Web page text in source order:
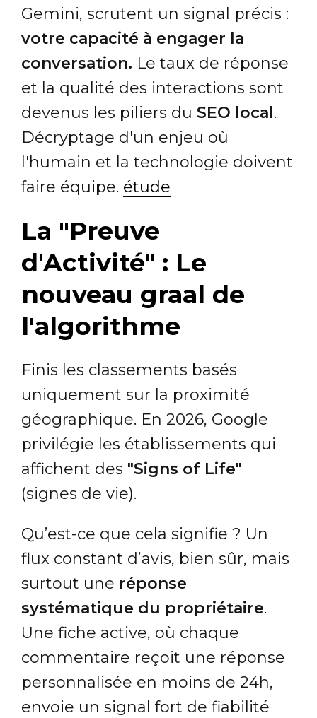
Gemini, scrutent un signal précis :
votre capacité à engager la
conversation. Le taux de réponse
et la qualité des interactions sont
devenus les piliers du SEO local .
Décryptage d'un enjeu où
l'humain et la technologie doivent
faire équipe. étude
La "Preuve
d'Activité" : Le
nouveau graal de
l'algorithme
Finis les classements basés
uniquement sur la proximité
géographique. En 2026, Google
privilégie les établissements qui
affichent des "Signs of Life"
(signes de vie).
Qu’est-ce que cela signifie ? Un
flux constant d’avis, bien sûr, mais
surtout une réponse
systématique du propriétaire.
Une fiche active, où chaque
commentaire reçoit une réponse
personnalisée en moins de 24h,
envoie un signal fort de fiabilité